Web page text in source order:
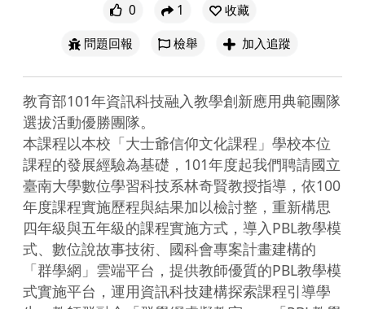
0 1
收藏
問題回報
檢舉 加入追蹤
教育部101年資訊科技融入教學創新應用典範團隊
選拔活動優勝團隊。
本課程以本校「大士爺信仰文化課程」學校本位
課程的發展經驗為基礎，101年度起我們聘請國立
臺南大學數位學習科技系林奇賢教授指導，依100
年度課程實施歷程與結果加以檢討整，重新構思
四年級與五年級的課程實施方式，導入PBL教學模
式、數位說故事技術、國科會專案計畫建構的
「群學網」雲端平台，提供教師優質的PBL教學模
式實施平台，運用資訊科技建構探索課程引導學